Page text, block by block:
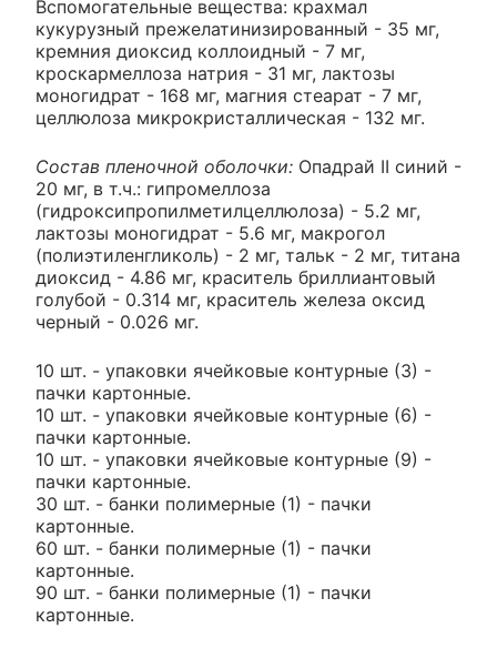
Вспомогательные вещества: крахмал
кукурузный прежелатинизированный - 35 мг,
кремния диоксид коллоидный - 7 мг,
кроскармеллоза натрия - 31 мг, лактозы
моногидрат - 168 мг, магния стеарат - 7 мг,
целлюлоза микрокристаллическая - 132 мг.
Состав пленочной оболочки: Опадрай II синий -
20 мг, в т.ч.: гипромеллоза
(гидроксипропилметилцеллюлоза) - 5.2 мг,
лактозы моногидрат - 5.6 мг, макрогол
(полиэтиленгликоль) - 2 мг, тальк - 2 мг, титана
диоксид - 4.86 мг, краситель бриллиантовый
голубой - 0.314 мг, краситель железа оксид
черный - 0.026 мг.
10 шт. - упаковки ячейковые контурные (3) -
пачки картонные.
10 шт. - упаковки ячейковые контурные (6) -
пачки картонные.
10 шт. - упаковки ячейковые контурные (9) -
пачки картонные.
30 шт. - банки полимерные (1) - пачки
картонные.
60 шт. - банки полимерные (1) - пачки
картонные.
90 шт. - банки полимерные (1) - пачки
картонные.